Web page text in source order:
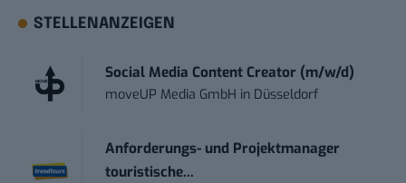
STELLENANZEIGEN
Social Media Content Creator (m/w/d)
moveUP Media GmbH in Düsseldorf
Anforderungs- und Projektmanager
touristische...